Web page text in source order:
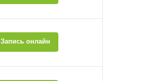
Запись онлайн